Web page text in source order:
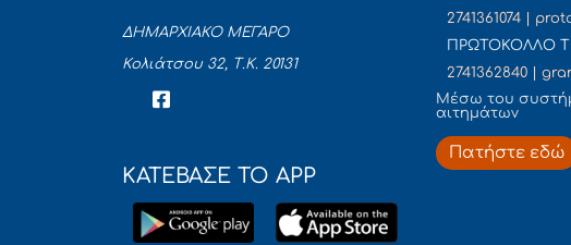
ΔΗΜΑΡΧΙΑΚΟ ΜΕΓΑΡΟ
Κολιάτσου 32, Τ.Κ. 20131
ΚΑΤΕΒΑΣΕ ΤΟ APP
2741361074 |
ΠΡΩΤΟΚΟΛΛΟ
2741362840 |
Mέσω του
αιτημάτων
Πατήστε εδώ